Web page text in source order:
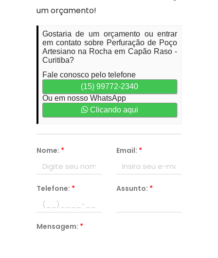
um orçamento!
Gostaria de um orçamento ou entrar
em contato sobre Perfuração de Poço
Artesiano na Rocha em Capão Raso -
Curitiba?
Fale conosco pelo telefone
(15) 99772-2340
Ou em nosso WhatsApp
Clicando aqui
Nome: * Email: *
Telefone: * Assunto: *
Mensagem: *